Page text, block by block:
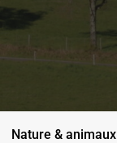
Nature & animaux